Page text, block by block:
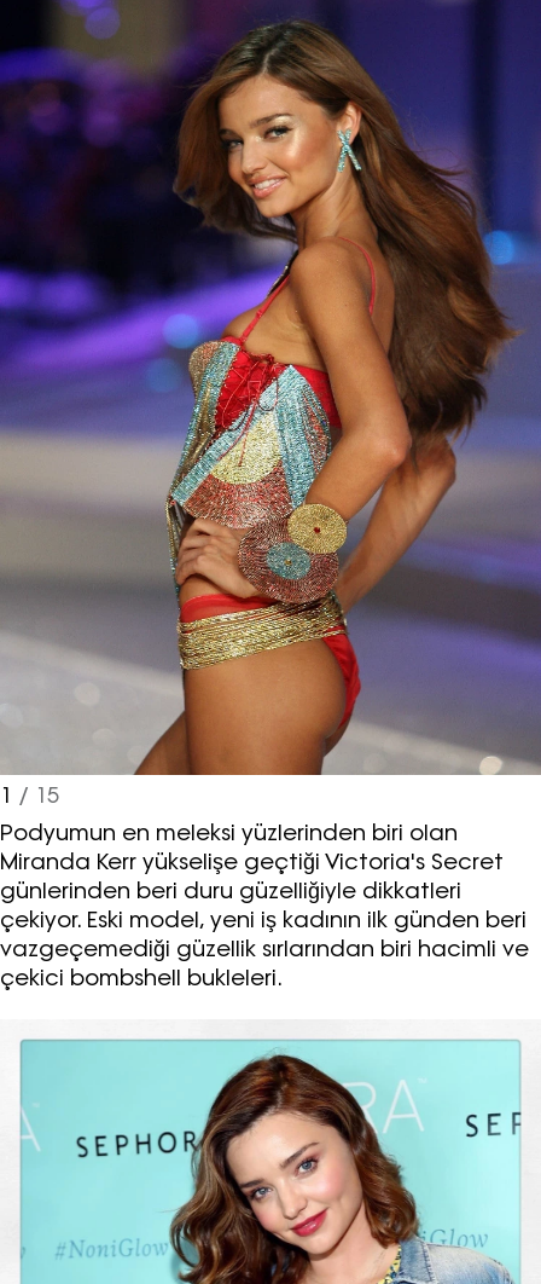
1 / 15
Podyumun en meleksi yüzlerinden biri olan
Miranda Kerr yükselişe geçtiği Victoria's Secret
günlerinden beri duru güzelliğiyle dikkatleri
çekiyor. Eski model, yeni iş kadının ilk günden beri
vazgeçemediği güzellik sırlarından biri hacimli ve
çekici bombshell bukleleri.